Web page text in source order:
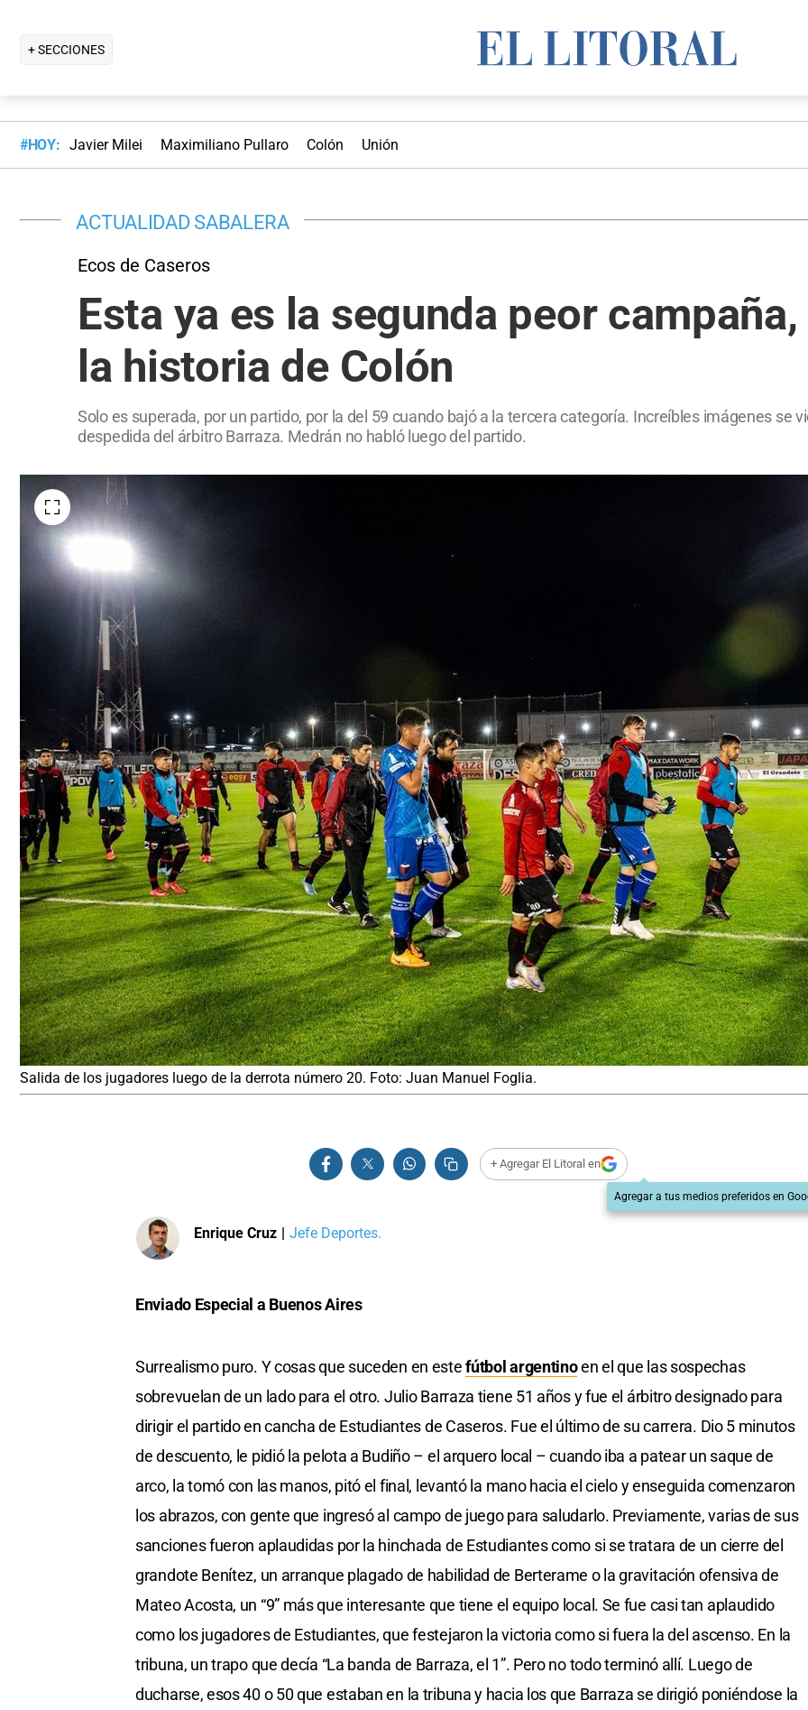
+ SECCIONES
#HOY: Javier Milei Maximiliano Pullaro Colón Unión
ACTUALIDAD SABALERA
Ecos de Caseros
Esta ya es la segunda peor
la historia de Colón
Solo es superada, por un partido, por la del 59 cuando bajó a la tercera categoría. Increíbles imágenes se
despedida del árbitro Barraza. Medrán no habló luego del partido.
Salida de los jugadores luego de la derrota número 20. Foto: Juan Manuel Foglia.
+ Agregar El Litoral en
Agregar a tus medios preferidos en
Enrique Cruz | Jefe Deportes.
Enviado Especial a Buenos Aires
Surrealismo puro. Y cosas que suceden en estefútbol argentinoen el que las sospechas
sobrevuelan de un lado para el otro. Julio Barraza tiene 51 años y fue el árbitro designado para
dirigir el partido en cancha de Estudiantes de Caseros. Fue el último de su carrera. Dio 5 minutos
de descuento, le pidió la pelota a Budiño – el arquero local – cuando iba a patear un saque de
arco, la tomó con las manos, pitó el final, levantó la mano hacia el cielo y enseguida comenzaron
los abrazos, con gente que ingresó al campo de juego para saludarlo. Previamente, varias de sus
sanciones fueron aplaudidas por la hinchada de Estudiantes como si se tratara de un cierre del
grandote Benítez, un arranque plagado de habilidad de Berterame o la gravitación ofensiva de
Mateo Acosta, un “9” más que interesante que tiene el equipo local. Se fue casi tan aplaudido
como los jugadores de Estudiantes, que festejaron la victoria como si fuera la del ascenso. En la
tribuna, un trapo que decía “La banda de Barraza, el 1”. Pero no todo terminó allí. Luego de
ducharse, esos 40 o 50 que estaban en la tribuna y hacia los que Barraza se dirigió poniéndose la